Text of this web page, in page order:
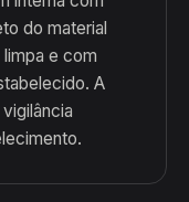
do material
e com
A